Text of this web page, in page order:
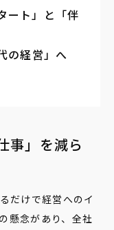
ート」と「伴
の経営」へ
事」を減ら
だけで経営へのイ
懸念があり、全社